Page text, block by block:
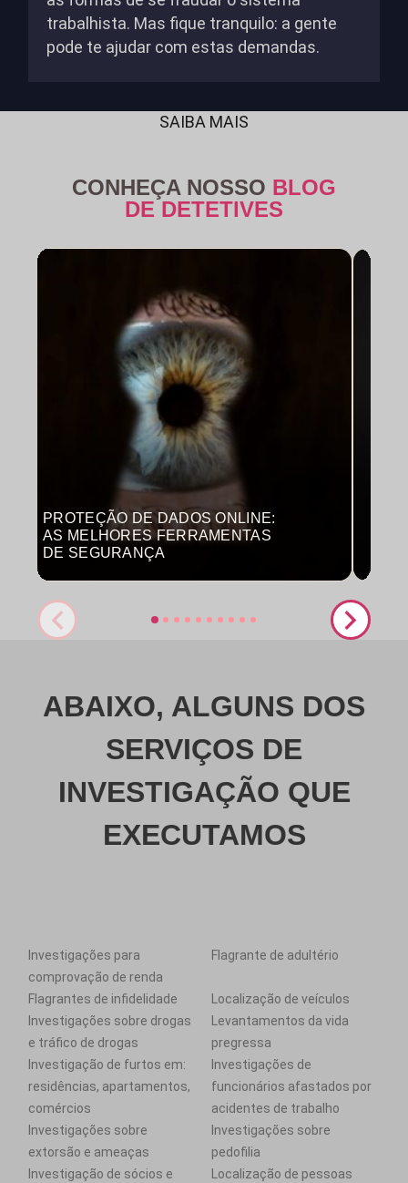
trabalhista. Mas fique tranquilo: a gente
pode te ajudar com estas demandas.
SAIBA MAIS
CONHEÇA NOSSO BLOG
DE DETETIVES
PROTEÇÃO DE DADOS ONLINE:
AS MELHORES FERRAMENTAS
DE SEGURANÇA
ABAIXO, ALGUNS DOS
SERVIÇOS DE
INVESTIGAÇÃO QUE
EXECUTAMOS
Investigações para
comprovação de renda
Flagrante de adultério
Flagrantes de infidelidade
Localização de veículos
Investigações sobre drogas
e tráfico de drogas
Levantamentos da vida
pregressa
Investigação de furtos em:
residências, apartamentos,
comércios
Investigações de
funcionários afastados por
acidentes de trabalho
Investigações sobre
extorsão e ameaças
Investigações sobre
pedofilia
Investigação de sócios e
Localização de pessoas